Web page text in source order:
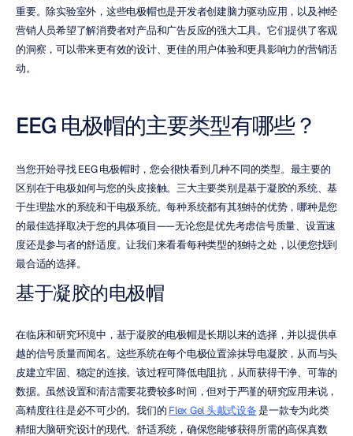
重要。除实验室外，这些电极帽也是开发者创建脑力驱动应用，以及神经
营销人员希望了解消费者对产品和广告反应的强大工具。它们提供了客观
的洞察，可以带来更有效的设计、更佳的用户体验和更具影响力的营销活
动。
EEG 电极帽的主要类型有哪些？
当您开始寻找 EEG 电极帽时，您会很快看到几种不同的类型。最主要的
区别在于电极如何与您的头皮接触。三大主要类别是基于凝胶的系统、基
于生理盐水的系统和干电极系统。每种系统都有其独特的优势，哪种是您
的最佳选择取决于您的具体项目——无论您是优先考虑信号质量、设置速
度还是参与者的舒适度。让我们来看看每种类型的独特之处，以便您找到
最合适的选择。
基于凝胶的电极帽
在临床和研究环境中，基于凝胶的电极帽是长期以来的选择，并以提供卓
越的信号质量而闻名。这些系统在每个电极位置涂抹导电凝胶，从而与头
皮建立牢固、稳定的连接。该过程可降低电阻抗，从而获得干净、可靠的
数据。虽然设置和清洁需要花费较多时间，但对于严谨的研究应用来说，
高精度往往是必不可少的。我们的 Flex Gel 头戴式设备 是一款专为此类
精细大脑研究设计的现代、舒适系统，确保您能够获得所需的高保真数